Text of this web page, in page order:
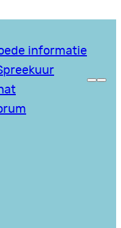
informatie